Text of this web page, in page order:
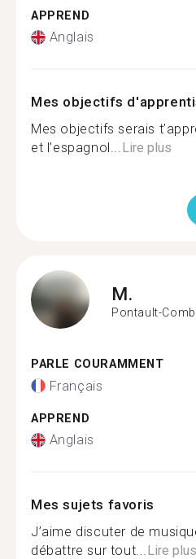
APPREND
Anglais
Mes objectifs
Mes objectifs serais
et l’espagnol...Lire plus
M.
Pontault-
PARLE COURAMMENT
Français
APPREND
Anglais
Mes sujets favoris
J’aime discuter de
débattre sur tout...Lire plus